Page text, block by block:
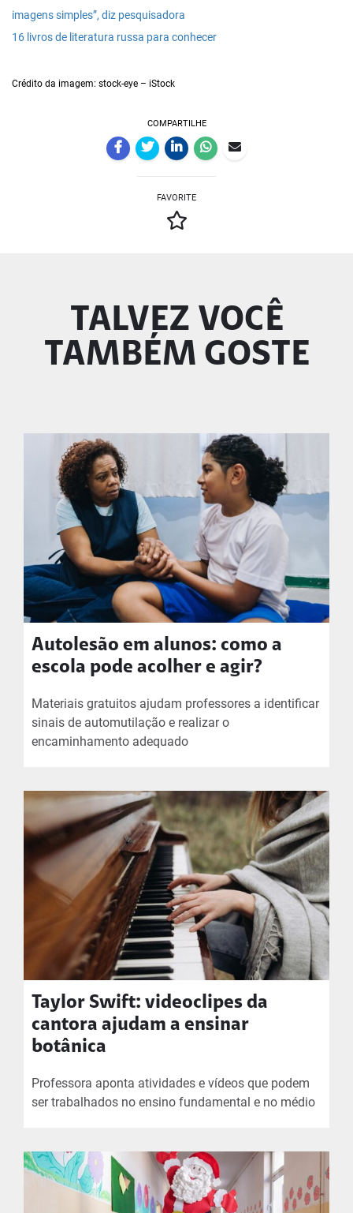
imagens simples”, diz pesquisadora
16 livros de literatura russa para conhecer
Crédito da imagem: stock-eye – iStock
COMPARTILHE
FAVORITE
TALVEZ VOCÊ
TAMBÉM GOSTE
Autolesão em alunos: como a
escola pode acolher e agir?
Materiais gratuitos ajudam professores a identificar
sinais de automutilação e realizar o
encaminhamento adequado
Taylor Swift: videoclipes da
cantora ajudam a ensinar
botânica
Professora aponta atividades e vídeos que podem
ser trabalhados no ensino fundamental e no médio